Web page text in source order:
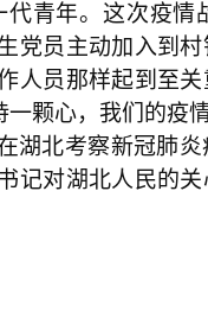
青年。这次疫情
党员主动加入到
人员那样起到至
颗心，我们的疫
湖北考察新冠肺
记对湖北人民的